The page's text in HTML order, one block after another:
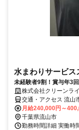
水まわりサービス
未経験者9割！賞与年3
株式会社クリーンラ
交通・アクセス 流山
（直行直帰）。
月給240,000円～
千葉県流山市
勤務時間詳細 実働時